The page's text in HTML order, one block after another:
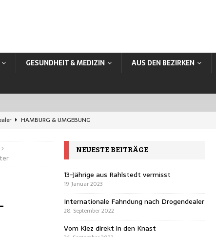
GESUNDHEIT & MEDIZIN AUS DEN BEZIRKEN
HAMBURG & UMGEBUNG
HAMBURG & UMGEBUNGNEUESTE BEITRÄGE
13-Jährige aus Rahlstedt vermisst
19. Januar 2023
Internationale Fahndung nach Drogendealer
28. September 2022
Vom Kiez direkt in den Knast